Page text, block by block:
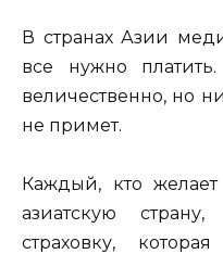
В странах Азии
все нужно
величественно, но
не примет.
Каждый, кто
азиатскую
страховку,